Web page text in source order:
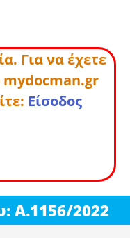
Για να έχετε
Είσοδος
Α.1156/2022